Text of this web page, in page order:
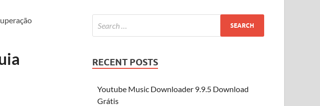
RECENT POSTS
Youtube Music Downloader 9.9.5 Download
Grátis